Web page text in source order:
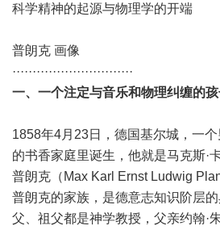
科学精神的起源与物理学的开端
普朗克 画像
······························
一、一个注定与音乐和物理纠缠的
1858年4月23日，德国基尔城，一
的书香家庭里诞生，他就是马克斯·
普朗克（Max Karl Ernst Ludwig
普朗克的家族，是德意志知识阶层
父、祖父都是神学教授，父亲约翰·